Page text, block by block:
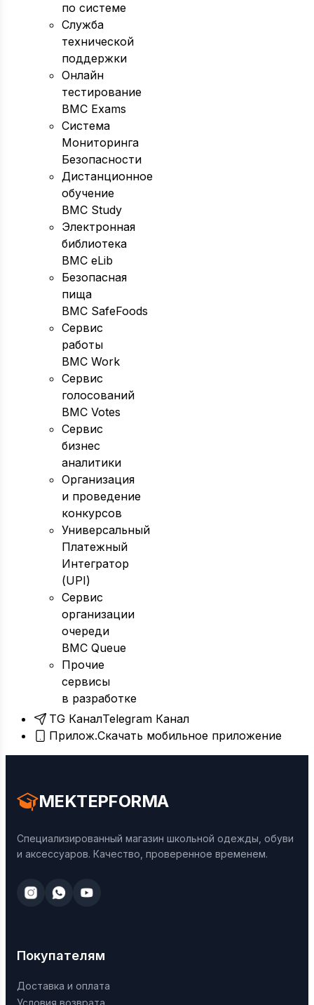
по системе
Служба
технической
поддержки
Онлайн
тестирование
BMC Exams
Система
Мониторинга
Безопасности
Дистанционное
обучение
BMC Study
Электронная
библиотека
BMC eLib
Безопасная
пища
BMC SafeFoods
Сервис
работы
BMC Work
Сервис
голосований
BMC Votes
Сервис
бизнес
аналитики
Организация
и проведение
конкурсов
Универсальный
Платежный
Интегратор
(UPI)
Сервис
организации
очереди
BMC Queue
Прочие
сервисы
в разработке
TG КаналTelegram Канал
Прилож.Скачать мобильное приложение
MEKTEPFORMA
Специализированный магазин школьной одежды, обуви
и аксессуаров. Качество, проверенное временем.
Покупателям
Доставка и оплата